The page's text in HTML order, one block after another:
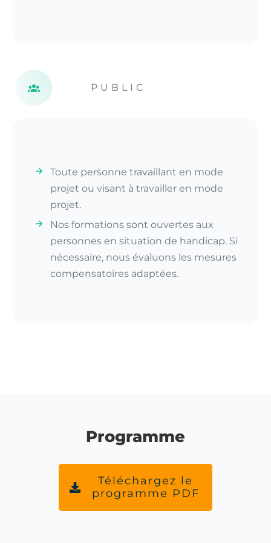
PUBLIC
Toute personne travaillant en mode
projet ou visant à travailler en mode
projet.
Nos formations sont ouvertes aux
personnes en situation de handicap. Si
nécessaire, nous évaluons les mesures
compensatoires adaptées.
Programme
Téléchargez le
programme PDF